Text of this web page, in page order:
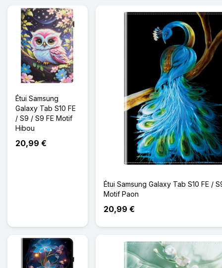
Étui Samsung
Galaxy Tab S10 FE
/ S9 / S9 FE Motif
Hibou
20,99 €
Étui Samsung Galaxy Tab S10 FE /
Motif Paon
20,99 €